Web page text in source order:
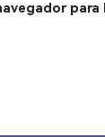
para